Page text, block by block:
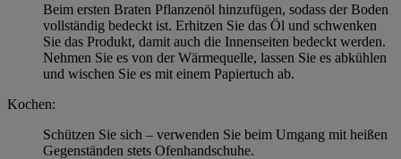
Beim ersten Braten Pflanzenöl hinzufügen, sodass der Boden
vollständig bedeckt ist. Erhitzen Sie das Öl und schwenken
Sie das Produkt, damit auch die Innenseiten bedeckt werden.
Nehmen Sie es von der Wärmequelle, lassen Sie es abkühlen
und wischen Sie es mit einem Papiertuch ab.
Kochen:
Schützen Sie sich – verwenden Sie beim Umgang mit heißen
Gegenständen stets Ofenhandschuhe.